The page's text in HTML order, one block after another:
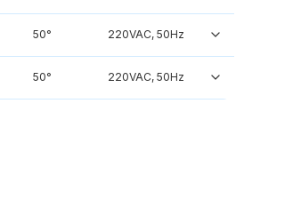
50° 220VAC, 50Hz
50° 220VAC, 50Hz